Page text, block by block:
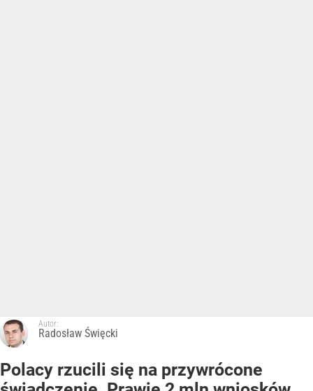
Autor:
Radosław Święcki
Polacy rzucili się na przywrócone